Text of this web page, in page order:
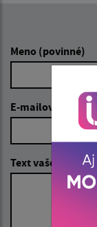
Meno (povinné)
E-mailová
Text vašej správy